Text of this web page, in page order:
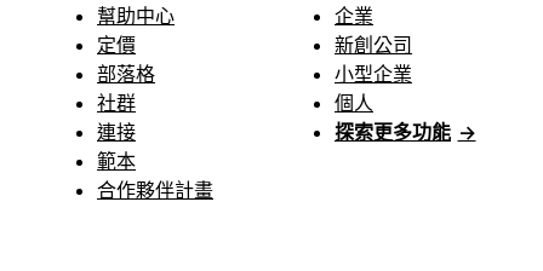
幫助中心
定價
部落格
社群
連接
範本
合作夥伴計畫
企業
新創公司
小型企業
個人
探索更多功能 →